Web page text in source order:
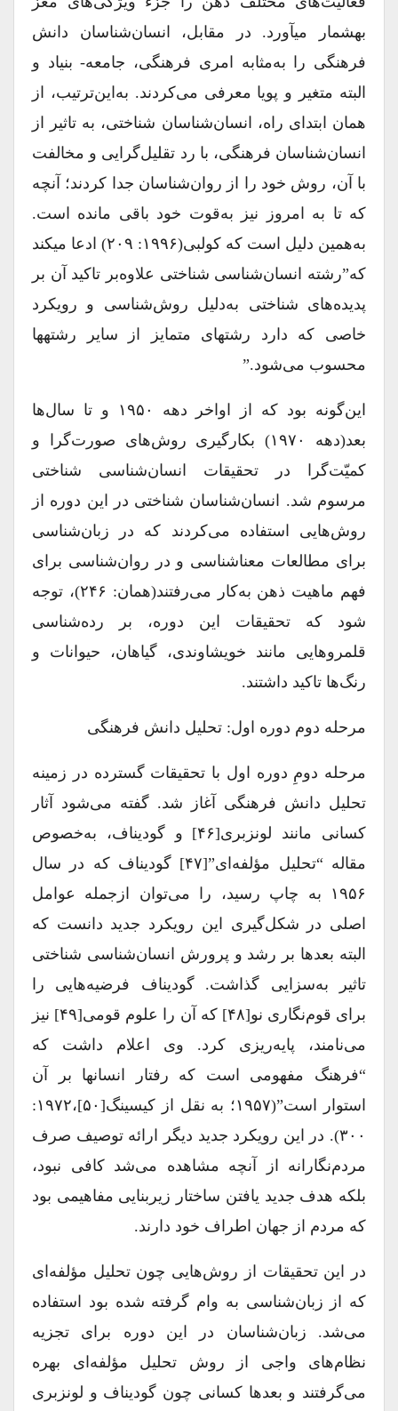
به‎شمار می‎آورد. در مقابل، انسان‌شناسان دانش
فرهنگی را به‌مثابه امری فرهنگی، جامعه‌- بنیاد و
البته متغیر و پویا معرفی می‌کردند. به‌این‌ترتیب، از
همان ابتدای راه، انسان‌‌شناسان شناختی، به ‌تاثیر از
انسان‌شناسان فرهنگی، با رد تقلیل‌گرایی و مخالفت
با آن، روش خود را از روان‌شناسان جدا کردند؛ آنچه
که تا به امروز نیز به‌قوت خود باقی مانده است.
به‌همین دلیل است که کولبی(۱۹۹۶: ۲۰۹) ادعا می‎کند
که”رشته انسان‌شناسی شناختی علاوه‌بر تاکید آن بر
پدیده‌های شناختی به‌دلیل روش‌شناسی و رویکرد
خاصی که دارد رشته‎ای متمایز از سایر رشته‎ها
محسوب می‌شود.”
این‌گونه بود که از اواخر دهه ۱۹۵۰ و تا سال‌ها
بعد(دهه ۱۹۷۰) بکارگیری روش‌های صورت‌گرا و
کمیّت‌گرا در تحقیقات انسان‌شناسی شناختی
مرسوم شد. انسان‌‌شناسان شناختی در این دوره از
روش‌هایی استفاده می‌کردند که در زبان‌شناسی
برای مطالعات معناشناسی و در روان‌شناسی برای
فهم ماهیت ذهن به‌کار می‌رفتند(همان: ۲۴۶)، توجه
شود که تحقیقات این دوره، بر رده‌شناسی
قلمروهایی مانند خویشاوندی، گیاهان، حیوانات و
رنگ‌ها تاکید داشتند.
مرحله دوم دوره اول: تحلیل دانش فرهنگی
مرحله دومِ دوره اول با تحقیقات گسترده در زمینه
تحلیل دانش فرهنگی آغاز شد. گفته می‌شود آثار
کسانی مانند لونزبری[۴۶] و گودیناف، به‌خصوص
مقاله “تحلیل مؤلفه‌ای”[۴۷] گودیناف که در سال
۱۹۵۶ به چاپ رسید، را می‌توان ازجمله عوامل
اصلی در شکل‌گیری این رویکرد جدید دانست که
البته بعدها بر رشد و پرورش انسان‌شناسی شناختی
تاثیر به‌سزایی گذاشت. گودیناف فرضیه‌هایی را
برای قوم‌نگاری نو[۴۸] که آن را علوم قومی[۴۹] نیز
می‌نامند، پایه‌ریزی کرد. وی اعلام داشت که
“فرهنگ مفهومی است که رفتار انسان‎ها بر آن
استوار است”(۱۹۵۷؛ به نقل از کیسینگ[۵۰]،۱۹۷۲:
۳۰۰). در این رویکرد جدید دیگر ارائه توصیف صرف
مردم‌نگارانه از آنچه مشاهده می‌شد کافی نبود،
بلکه هدف جدید یافتن ساختار زیربنایی مفاهیمی بود
که مردم از جهان اطراف خود دارند.
در این تحقیقات از روش‌هایی چون تحلیل‌ مؤلفه‌ای
که از زبان‌شناسی به وام گرفته شده بود استفاده
می‌شد. زبان‌شناسان در این دوره برای تجزیه
نظام‌های واجی از روش تحلیل‌ مؤلفه‌ای بهره
می‌گرفتند و بعدها کسانی چون گودیناف و لونزبری